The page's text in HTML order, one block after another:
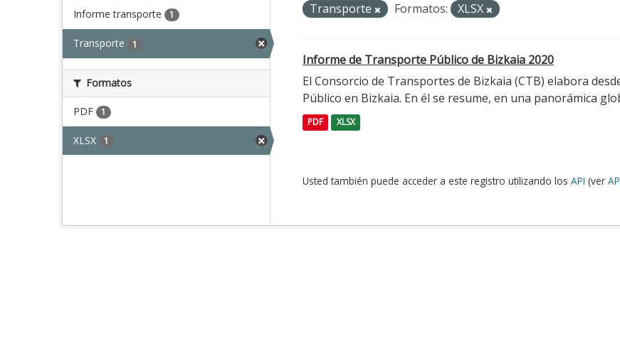
Informe transporte 1
Transporte 1
Formatos
PDF 1
XLSX 1
Transporte
Formatos: XLSX
Informe de Transporte Público de Bizkaia 2020
El Consorcio de Transportes de Bizkaia (CTB) elabora
Público en Bizkaia. En él se resume, en una panorámica
PDF XLSX
Usted también puede acceder a este registro utilizando los API (ver